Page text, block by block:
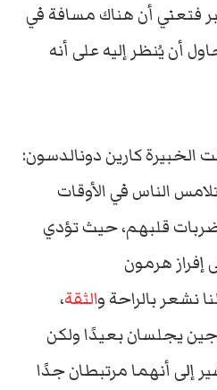
فتعني أن هناك مسافة في
أن يُنظر إليه على أنه
الخبيرة كارين دونالدسون:
الناس في الأوقات
قلبهم، حيث تؤدي
إفراز هرمون
نشعر بالراحة والثقة،
يجلسان بعيدًا ولكن
إلى أنهما مرتبطان جدًا